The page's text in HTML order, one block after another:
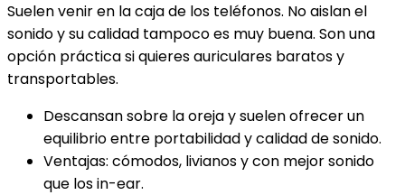
Suelen venir en la caja de los teléfonos. No aislan el
sonido y su calidad tampoco es muy buena. Son una
opción práctica si quieres auriculares baratos y
transportables.
Descansan sobre la oreja y suelen ofrecer un
equilibrio entre portabilidad y calidad de sonido.
Ventajas: cómodos, livianos y con mejor sonido
que los in-ear.